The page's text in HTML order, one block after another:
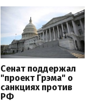
Сенат поддержал
"проект Грэма" о
санкциях против
РФ